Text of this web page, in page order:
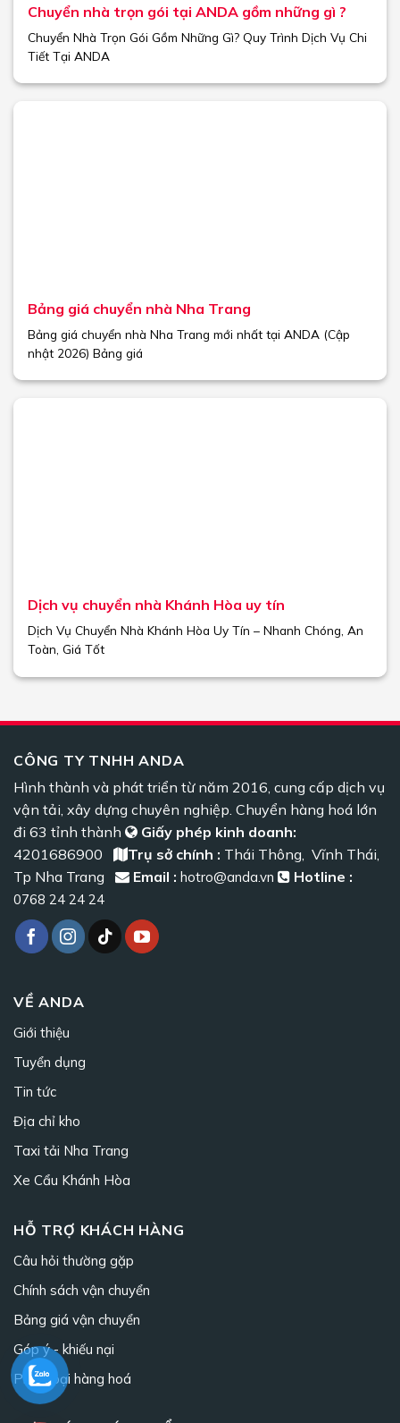
Chuyển nhà trọn gói tại ANDA gồm những gì ?
Chuyển Nhà Trọn Gói Gồm Những Gì? Quy Trình Dịch Vụ Chi
Tiết Tại ANDA
Bảng giá chuyển nhà Nha Trang
Bảng giá chuyển nhà Nha Trang mới nhất tại ANDA (Cập
nhật 2026) Bảng giá
Dịch vụ chuyển nhà Khánh Hòa uy tín
Dịch Vụ Chuyển Nhà Khánh Hòa Uy Tín – Nhanh Chóng, An
Toàn, Giá Tốt
CÔNG TY TNHH ANDA
Hình thành và phát triển từ năm 2016, cung cấp dịch vụ
vận tải, xây dựng chuyên nghiệp. Chuyển hàng hoá lớn
đi 63 tỉnh thành
Giấy phép kinh doanh:
4201686900
Trụ sở chính : Thái Thông, Vĩnh Thái,
Tp Nha Trang
Email : hotro@anda.vn Hotline :
0768 24 24 24
VỀ ANDA
Giới thiệu
Tuyển dụng
Tin tức
Địa chỉ kho
Taxi tải Nha Trang
Xe Cẩu Khánh Hòa
HỖ TRỢ KHÁCH HÀNG
Câu hỏi thường gặp
Chính sách vận chuyển
Bảng giá vận chuyển
Góp ý - khiếu nại
Phân loại hàng hoá